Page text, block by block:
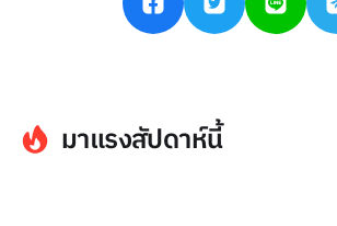
มาแรงสัปดาห์นี้